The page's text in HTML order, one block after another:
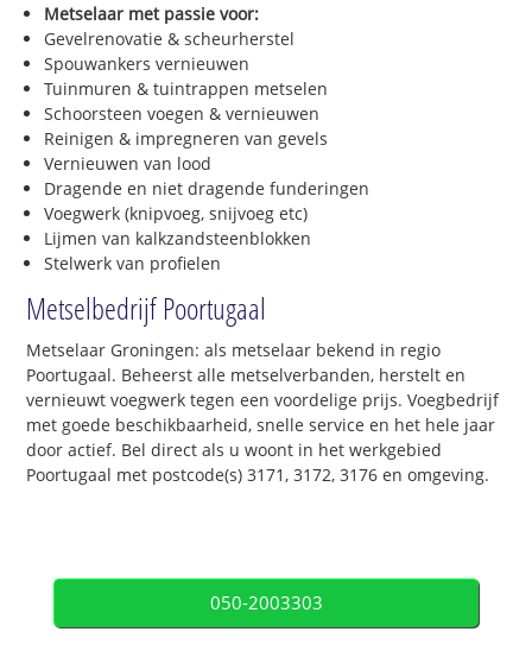
Metselaar met passie voor:
Gevelrenovatie & scheurherstel
Spouwankers vernieuwen
Tuinmuren & tuintrappen metselen
Schoorsteen voegen & vernieuwen
Reinigen & impregneren van gevels
Vernieuwen van lood
Dragende en niet dragende funderingen
Voegwerk (knipvoeg, snijvoeg etc)
Lijmen van kalkzandsteenblokken
Stelwerk van profielen
Metselbedrijf Poortugaal
Metselaar Groningen: als metselaar bekend in regio
Poortugaal. Beheerst alle metselverbanden, herstelt en
vernieuwt voegwerk tegen een voordelige prijs. Voegbedrijf
met goede beschikbaarheid, snelle service en het hele jaar
door actief. Bel direct als u woont in het werkgebied
Poortugaal met postcode(s) 3171, 3172, 3176 en omgeving.
050-2003303